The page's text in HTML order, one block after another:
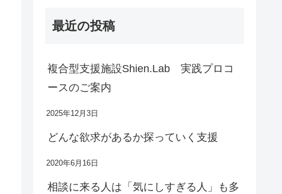
最近の投稿
複合型支援施設Shien.Lab 実践プロコ
ースのご案内
2025年12月3日
どんな欲求があるか探っていく支援
2020年6月16日
相談に来る人は「気にしすぎる人」も多